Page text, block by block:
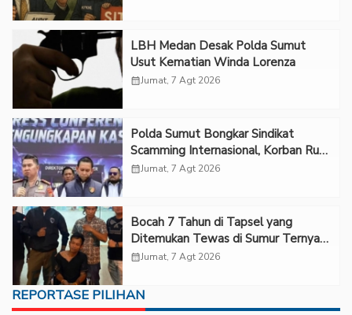
LBH Medan Desak Polda Sumut
Usut Kematian Winda Lorenza
calendar_monthJumat, 7 Agt 2026
Polda Sumut Bongkar Sindikat
Scamming Internasional, Korban Rugi
Rp6,7 Miliar
calendar_monthJumat, 7 Agt 2026
Bocah 7 Tahun di Tapsel yang
Ditemukan Tewas di Sumur Ternyata
Korban Kekerasan Seksual
calendar_monthJumat, 7 Agt 2026
REPORTASE PILIHAN